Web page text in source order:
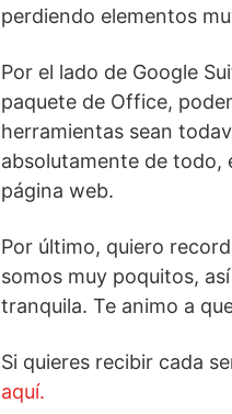
perdiendo elementos
Por el lado de Google
paquete de Office,
herramientas sean
absolutamente de todo,
página web.
Por último, quiero
somos muy poquitos,
tranquila. Te animo a
Si quieres recibir cada
aquí.